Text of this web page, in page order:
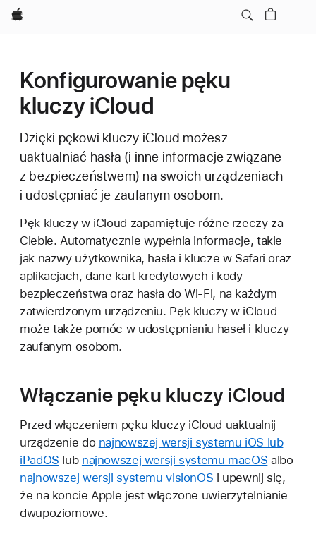
Apple
Konfigurowanie pęku
kluczy iCloud
Dzięki pękowi kluczy iCloud możesz
uaktualniać hasła (i inne informacje związane
z bezpieczeństwem) na swoich urządzeniach
i udostępniać je zaufanym osobom.
Pęk kluczy w iCloud zapamiętuje różne rzeczy za
Ciebie. Automatycznie wypełnia informacje, takie
jak nazwy użytkownika, hasła i klucze w Safari oraz
aplikacjach, dane kart kredytowych i kody
bezpieczeństwa oraz hasła do Wi‑Fi, na każdym
zatwierdzonym urządzeniu. Pęk kluczy w iCloud
może także pomóc w udostępnianiu haseł i kluczy
zaufanym osobom.
Włączanie pęku kluczy iCloud
Przed włączeniem pęku kluczy iCloud uaktualnij
urządzenie do najnowszej wersji systemu iOS lub
iPadOS lub najnowszej wersji systemu macOS albo
najnowszej wersji systemu visionOS i upewnij się,
że na koncie Apple jest włączone uwierzytelnianie
dwupoziomowe.